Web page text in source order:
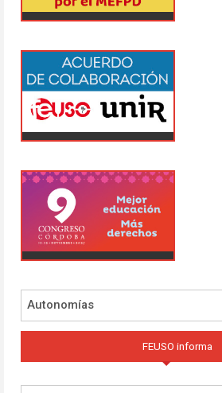
Autonomías
FEUSO informa